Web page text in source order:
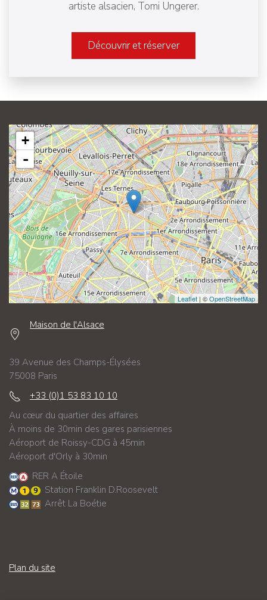
artiste alsacien, Tomi Ungerer.
Découvrir et réserver
+
-
Leaflet| ©OpenStreetMap
Maison de l'Alsace
39 Avenue des Champs-Élysées
75008 Paris
+33 (0)1 53 83 10 10
Au cœur du quartier des affaires
À moins de 30min des gares parisiennes
Aéroport de Roissy-CDG à 45min
Aéroport d'Orly à 30min
RER A Étoile
Station Franklin D.Roosevelt
Arrêt La Boétie
Plan du site